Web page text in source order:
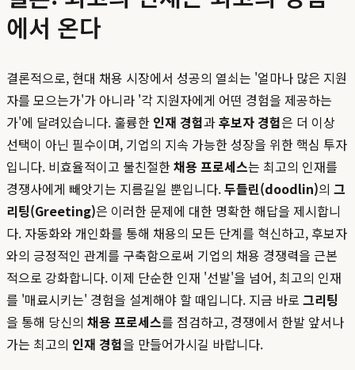
에서 온다
결론적으로, 현대 채용 시장에서 성공의 열쇠는 '얼마나 많은 지원
자를 모으는가'가 아니라 '각 지원자에게 어떤 경험을 제공하는
가'에 달려있습니다. 훌륭한 인재 경험과후보자 경험은 더 이상
선택이 아닌 필수이며, 기업의 지속 가능한 성장을 위한 핵심 투자
입니다. 비효율적이고 불친절한채용 프로세스는 최고의 인재를
경쟁사에게 빼앗기는 지름길일 뿐입니다.두들린(doodlin)의 그
리팅(Greeting)은 이러한 문제에 대한 명확한 해답을 제시합니
다. 자동화와 개인화를 통해 채용의 모든 단계를 혁신하고, 후보자
와의 긍정적인 관계를 구축함으로써 기업의 채용 경쟁력을 근본
적으로 강화합니다. 이제 단순한 인재 '선발'을 넘어, 최고의 인재
를 '매료시키는' 경험을 설계해야 할 때입니다. 지금 바로 그리팅
을 통해 당신의 채용 프로세스를 점검하고, 경쟁에서 한발 앞서나
가는 최고의 인재 경험을 만들어가시길 바랍니다.